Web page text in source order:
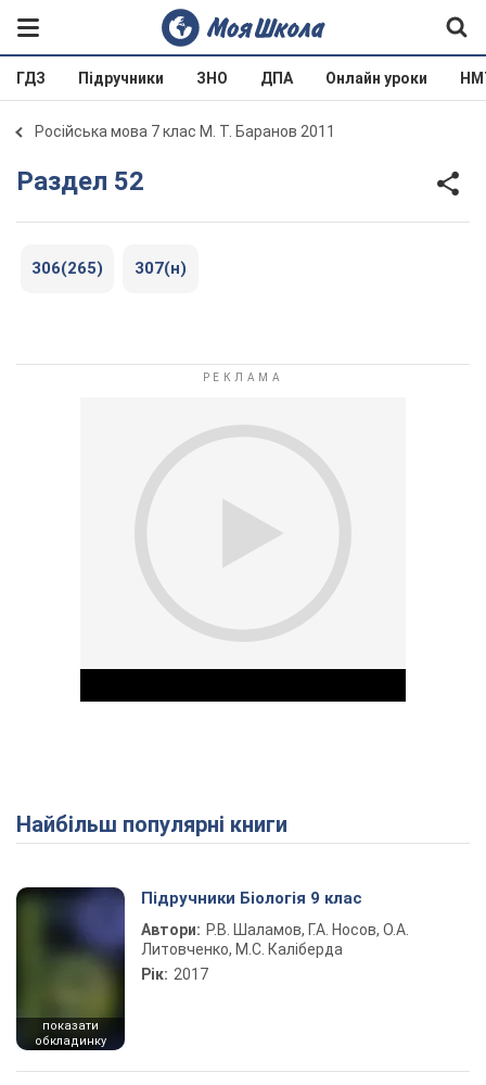
ГДЗ Підручники ЗНО ДПА Онлайн уроки
Російська мова 7 клас М. Т. Баранов 2011
Раздел 52
306(265) 307(н)
Play Video
Найбільш популярні книги
показати
обкладинку
Підручники Біологія 9 клас
Автори: Р.В. Шаламов, Г.А. Носов, О.А.
Литовченко, М.С. Каліберда
Рік: 2017